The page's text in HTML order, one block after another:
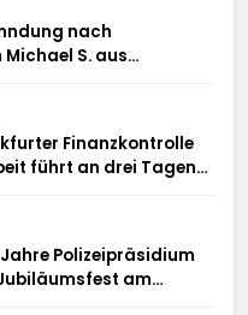
nach
S. aus
Finanzkontrolle
führt an drei Tagen
durch
Jahre Polizeipräsidium
am